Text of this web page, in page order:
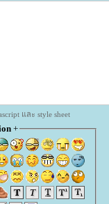
และ style sheet
+